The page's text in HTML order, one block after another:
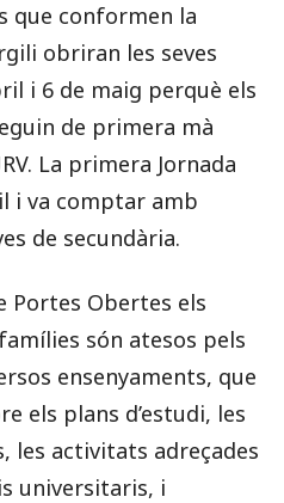
que conformen la
obriran les seves
i 6 de maig perquè els
de primera mà
La primera Jornada
i va comptar amb
de secundària.
Portes Obertes els
són atesos pels
ensenyaments, que
els plans d’estudi, les
les activitats adreçades
universitaris, i